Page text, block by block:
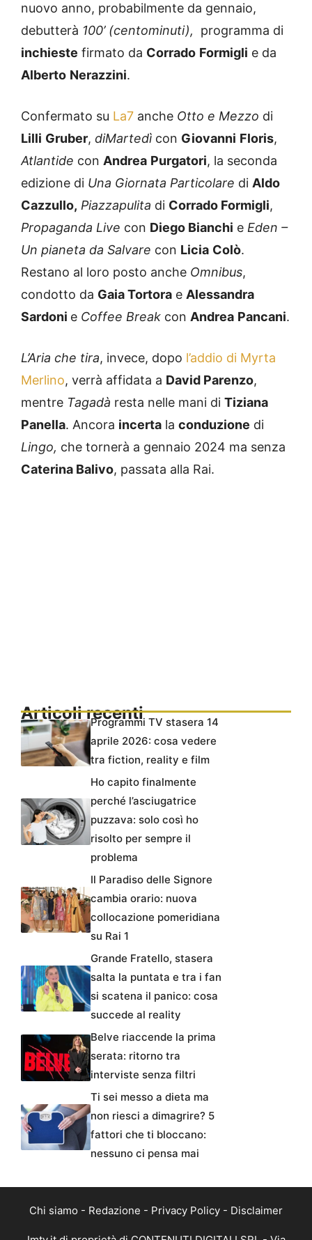
nuovo anno, probabilmente da gennaio,
debutterà 100’ (centominuti),
programma di
inchieste firmato da Corrado Formigli e da
Alberto Nerazzini.
Confermato su La7 anche Otto e Mezzo di
Lilli Gruber, diMartedì con Giovanni Floris,
Atlantide con Andrea Purgatori, la seconda
edizione di Una Giornata Particolare di Aldo
Cazzullo, Piazzapulita di Corrado Formigli,
Propaganda Live con Diego Bianchi e Eden –
Un pianeta da Salvare con Licia Colò.
Restano al loro posto anche Omnibus,
condotto da Gaia Tortora e Alessandra
Sardoni e Coffee Break con Andrea Pancani.
L’Aria che tira, invece, dopo l’addio di Myrta
Merlino, verrà affidata a David Parenzo,
mentre Tagadà resta nelle mani di Tiziana
Panella. Ancora incerta la conduzione di
Lingo, che tornerà a gennaio 2024 ma senza
Caterina Balivo, passata alla Rai.
Articoli recentiProgrammi TV stasera 14
aprile 2026: cosa vedere
tra fiction, reality e film
Ho capito finalmente
perché l’asciugatrice
puzzava: solo così ho
risolto per sempre il
problema
Il Paradiso delle Signore
cambia orario: nuova
collocazione pomeridiana
su Rai 1
Grande Fratello, stasera
salta la puntata e tra i fan
si scatena il panico: cosa
succede al reality
Belve riaccende la prima
serata: ritorno tra
interviste senza filtri
Ti sei messo a dieta ma
non riesci a dimagrire? 5
fattori che ti bloccano:
nessuno ci pensa mai
Chi siamo - Redazione - Privacy Policy - Disclaimer